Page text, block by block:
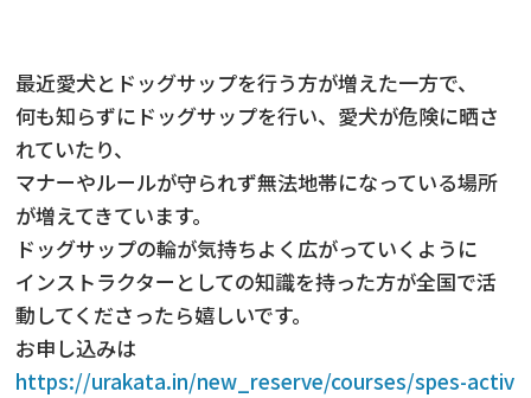
最近愛犬とドッグサップを行う方が増えた一方で、
何も知らずにドッグサップを行い、愛犬が危険に晒さ
れていたり、
マナーやルールが守られず無法地帯になっている場所
が増えてきています。
ドッグサップの輪が気持ちよく広がっていくように
インストラクターとしての知識を持った方が全国で活
動してくださったら嬉しいです。
お申し込みは
https://urakata.in/new_reserve/courses/spes-activ